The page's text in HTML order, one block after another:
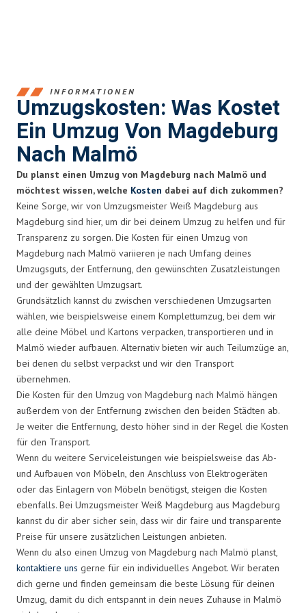
INFORMATIONEN
Umzugskosten: Was Kostet
Ein Umzug Von Magdeburg
Nach Malmö
Du planst einen Umzug von Magdeburg nach Malmö und
möchtest wissen, welche Kosten dabei auf dich zukommen?
Keine Sorge, wir von Umzugsmeister Weiß Magdeburg aus
Magdeburg sind hier, um dir bei deinem Umzug zu helfen und für
Transparenz zu sorgen. Die Kosten für einen Umzug von
Magdeburg nach Malmö variieren je nach Umfang deines
Umzugsguts, der Entfernung, den gewünschten Zusatzleistungen
und der gewählten Umzugsart.
Grundsätzlich kannst du zwischen verschiedenen Umzugsarten
wählen, wie beispielsweise einem Komplettumzug, bei dem wir
alle deine Möbel und Kartons verpacken, transportieren und in
Malmö wieder aufbauen. Alternativ bieten wir auch Teilumzüge an,
bei denen du selbst verpackst und wir den Transport
übernehmen.
Die Kosten für den Umzug von Magdeburg nach Malmö hängen
außerdem von der Entfernung zwischen den beiden Städten ab.
Je weiter die Entfernung, desto höher sind in der Regel die Kosten
für den Transport.
Wenn du weitere Serviceleistungen wie beispielsweise das Ab-
und Aufbauen von Möbeln, den Anschluss von Elektrogeräten
oder das Einlagern von Möbeln benötigst, steigen die Kosten
ebenfalls. Bei Umzugsmeister Weiß Magdeburg aus Magdeburg
kannst du dir aber sicher sein, dass wir dir faire und transparente
Preise für unsere zusätzlichen Leistungen anbieten.
Wenn du also einen Umzug von Magdeburg nach Malmö planst,
kontaktiere uns gerne für ein individuelles Angebot. Wir beraten
dich gerne und finden gemeinsam die beste Lösung für deinen
Umzug, damit du dich entspannt in dein neues Zuhause in Malmö